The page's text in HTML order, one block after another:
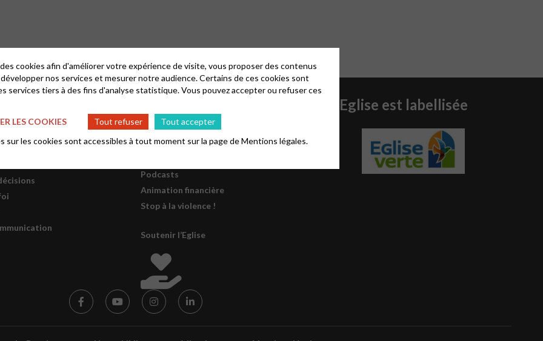
Lettre mensuelle d’information de
l’EPUdF
Podcasts
Animation financière
Stop à la violence !
Soutenir l’Eglise
L’Eglise est labellisée
cookies afin d'améliorer votre expérience de visite, vous proposer des contenus
nos services et mesurer notre audience. Certains de ces cookies sont
services tiers à des fins d'analyse statistique. Vous pouvez accepter ou refuser ces
LES COOKIES
Tout refuser
Tout accepter
sur les cookies sont accessibles à tout moment sur la page deMentions légales.